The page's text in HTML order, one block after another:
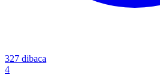
327 dibaca
4